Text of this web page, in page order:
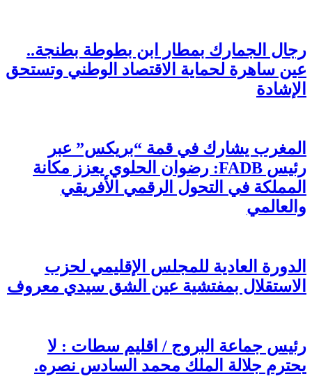
رجال الجمارك بمطار ابن بطوطة بطنجة..
عين ساهرة لحماية الاقتصاد الوطني وتستحق
الإشادة
المغرب يشارك في قمة “بريكس” عبر
رئيس FADB: رضوان الحلوي يعزز مكانة
المملكة في التحول الرقمي الأفريقي
والعالمي
الدورة العادية للمجلس الإقليمي لحزب
الاستقلال بمفتشية عين الشق سيدي معروف
رئيس جماعة البروج / اقليم سطات : لا
يحترم جلالة الملك محمد السادس نصره.